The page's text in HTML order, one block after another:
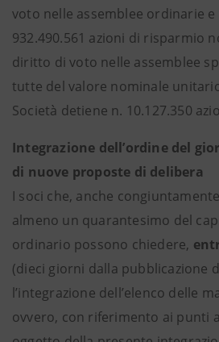
voto nelle assemblee ordinarie
932.490.561 azioni di risparmio
diritto di voto nelle assemblee
tutte del valore nominale
Società detiene n. 10.127.350
Integrazione dell’ordine del
di nuove proposte di delibera
I soci che, anche
almeno un quarantesimo del
ordinario possono chiedere,
(dieci giorni dalla pubblicazione
l’integrazione dell’elenco delle
ovvero, con riferimento ai punti